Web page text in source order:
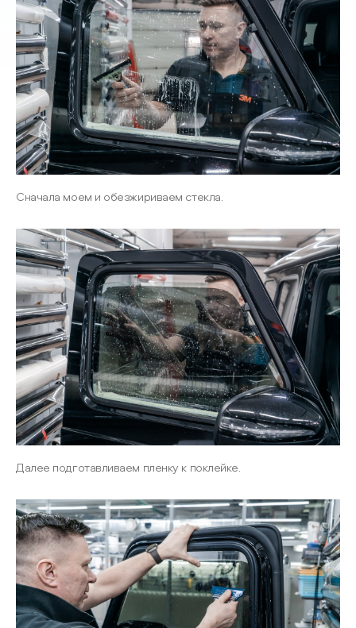
Сначала моем и обезжириваем стекла.
Далее подготавливаем пленку к поклейке.